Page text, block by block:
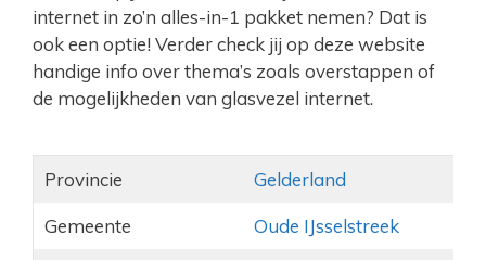
internet in zo’n alles-in-1 pakket nemen? Dat is
ook een optie! Verder check jij op deze website
handige info over thema’s zoals overstappen of
de mogelijkheden van glasvezel internet.
Provincie Gelderland
Gemeente Oude IJsselstreek